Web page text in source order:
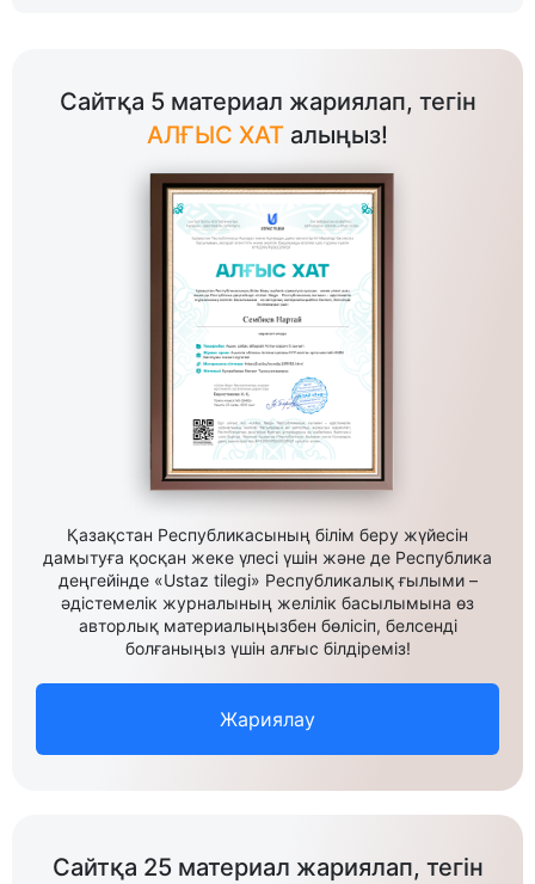
Сайтқа 5 материал жариялап, тегін
АЛҒЫС ХАТ алыңыз!
Қазақстан Республикасының білім беру жүйесін
дамытуға қосқан жеке үлесі үшін және де Республика
деңгейінде «Ustaz tilegi» Республикалық ғылыми –
әдістемелік журналының желілік басылымына өз
авторлық материалыңызбен бөлісіп, белсенді
болғаныңыз үшін алғыс білдіреміз!
Жариялау
Сайтқа 25 материал жариялап, тегін